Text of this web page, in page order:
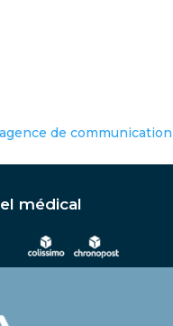
de communication
médical